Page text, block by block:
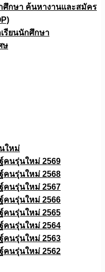
ศึกษา ค้นหางานและสมัคร
รียนนักศึกษา
ษ
ใหม่
คนรุ่นใหม่ 2569
คนรุ่นใหม่ 2568
คนรุ่นใหม่ 2567
คนรุ่นใหม่ 2566
คนรุ่นใหม่ 2565
คนรุ่นใหม่ 2564
คนรุ่นใหม่ 2563
คนรุ่นใหม่ 2562